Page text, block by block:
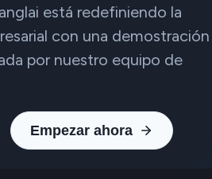
está redefiniendo la
con una demostración
por nuestro equipo de
Empezar ahora